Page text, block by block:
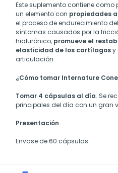
Este suplemento contiene
un elemento con propiedades
el proceso de endurecimiento
síntomas causados por la
hialurónico, promueve el
elasticidad de los cartílagosy
articulación.
¿Cómo tomar Internature
Tomar 4 cápsulas al día. Se
principales del día con un gran
Presentación
Envase de 60 cápsulas.